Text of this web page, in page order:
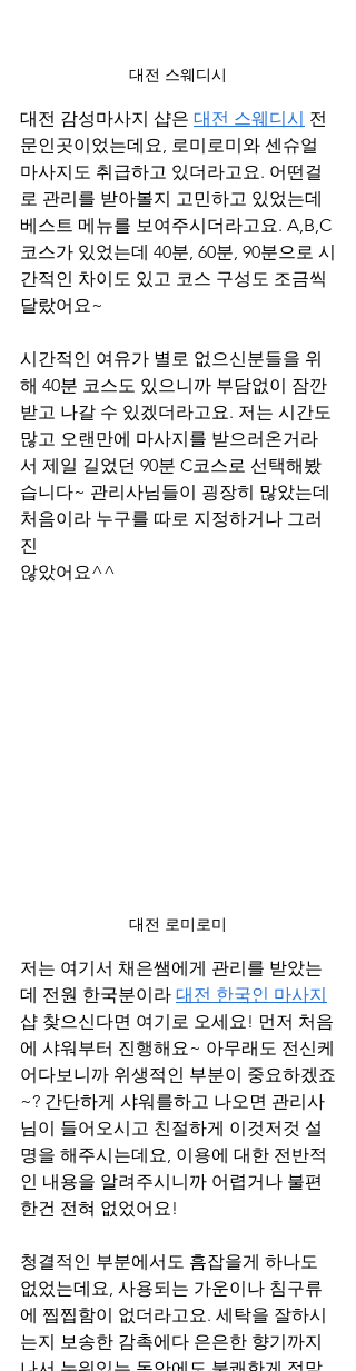
대전 스웨디시
대전 감성마사지 샵은 대전 스웨디시 전
문인곳이었는데요, 로미로미와 센슈얼
마사지도 취급하고 있더라고요. 어떤걸
로 관리를 받아볼지 고민하고 있었는데
베스트 메뉴를 보여주시더라고요. A,B,C
코스가 있었는데 40분, 60분, 90분으로 시
간적인 차이도 있고 코스 구성도 조금씩
달랐어요~
시간적인 여유가 별로 없으신분들을 위
해 40분 코스도 있으니까 부담없이 잠깐
받고 나갈 수 있겠더라고요. 저는 시간도
많고 오랜만에 마사지를 받으러온거라
서 제일 길었던 90분 C코스로 선택해봤
습니다~ 관리사님들이 굉장히 많았는데
처음이라 누구를 따로 지정하거나 그러
진
않았어요^^
대전 로미로미
저는 여기서 채은쌤에게 관리를 받았는
데 전원 한국분이라 대전 한국인 마사지
샵 찾으신다면 여기로 오세요! 먼저 처음
에 샤워부터 진행해요~ 아무래도 전신케
어다보니까 위생적인 부분이 중요하겠죠
~? 간단하게 샤워를하고 나오면 관리사
님이 들어오시고 친절하게 이것저것 설
명을 해주시는데요, 이용에 대한 전반적
인 내용을 알려주시니까 어렵거나 불편
한건 전혀 없었어요!
청결적인 부분에서도 흠잡을게 하나도
없었는데요, 사용되는 가운이나 침구류
에 찝찝함이 없더라고요. 세탁을 잘하시
는지 보송한 감촉에다 은은한 향기까지